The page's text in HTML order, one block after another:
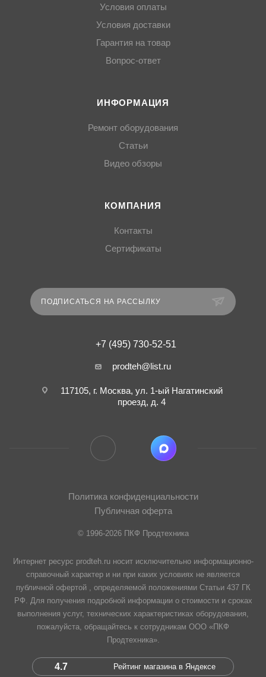
Условия оплаты
Условия доставки
Гарантия на товар
Вопрос-ответ
ИНФОРМАЦИЯ
Ремонт оборудования
Статьи
Видео обзоры
КОМПАНИЯ
Контакты
Сертификаты
ПОДПИСАТЬСЯ НА РАССЫЛКУ
+7 (495) 730-52-51
prodteh@list.ru
117105, г. Москва, ул. 1-ый Нагатинский
проезд, д. 4
Политика конфиденциальности
Публичная оферта
© 1996-2026 ПКФ Продтехника
Интернет ресурс prodteh.ru носит исключительно информационно-
справочный характер и ни при каких условиях не является
публичной офертой , определяемой положениями Статьи 437 ГК
РФ. Для получения подробной информации о стоимости и сроках
выполнения услуг, технических характеристиках оборудования,
пожалуйста, обращайтесь к сотрудникам ООО «ПКФ
Продтехника».
4.7 Рейтинг магазина в Яндексе